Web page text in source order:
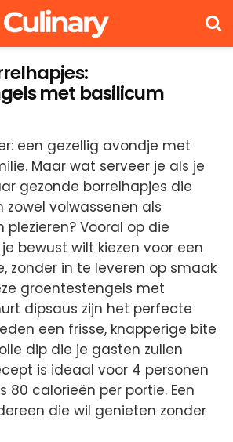
met basilicum
een gezellig avondje met
Maar wat serveer je als je
gezonde borrelhapjes die
zowel volwassenen als
plezieren? Vooral op die
bewust wilt kiezen voor een
zonder in te leveren op smaak
groentestengels met
dipsaus zijn het perfecte
een frisse, knapperige bite
dip die je gasten zullen
is ideaal voor 4 personen
80 calorieën per portie. Een
die wil genieten zonder